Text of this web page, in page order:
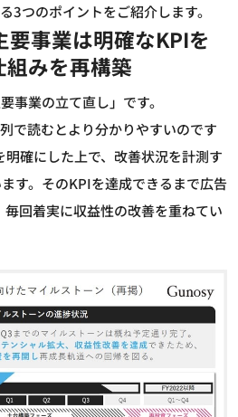
3つのポイントをご紹介します。
要事業は明確なKPIを
みを再構築
事業の立て直し」です。
で読むとより分かりやすいのです
確にした上で、改善状況を計測す
す。そのKPIを達成できるまで広告
回着実に収益性の改善を重ねてい